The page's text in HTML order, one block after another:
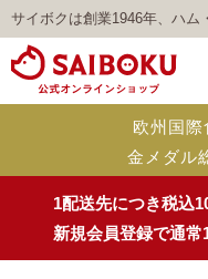
サイボクは創業1946年、ハム
欧州国際
金メダル
1配送先につき税込
新規会員登録で通常